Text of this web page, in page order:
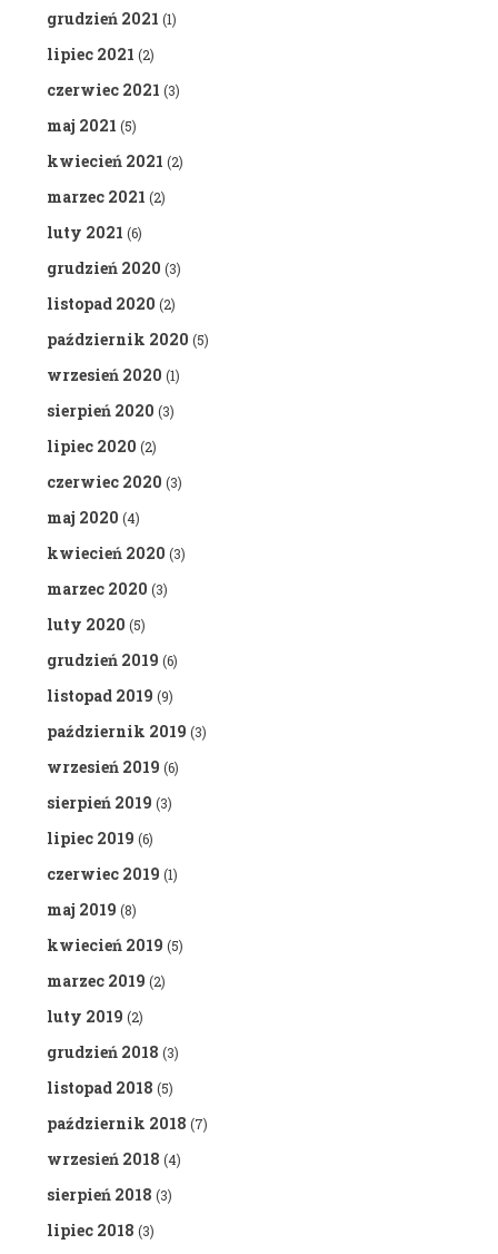
grudzień 2021 (1)
lipiec 2021 (2)
czerwiec 2021 (3)
maj 2021 (5)
kwiecień 2021 (2)
marzec 2021 (2)
luty 2021 (6)
grudzień 2020 (3)
listopad 2020 (2)
październik 2020 (5)
wrzesień 2020 (1)
sierpień 2020 (3)
lipiec 2020 (2)
czerwiec 2020 (3)
maj 2020 (4)
kwiecień 2020 (3)
marzec 2020 (3)
luty 2020 (5)
grudzień 2019 (6)
listopad 2019 (9)
październik 2019 (3)
wrzesień 2019 (6)
sierpień 2019 (3)
lipiec 2019 (6)
czerwiec 2019 (1)
maj 2019 (8)
kwiecień 2019 (5)
marzec 2019 (2)
luty 2019 (2)
grudzień 2018 (3)
listopad 2018 (5)
październik 2018 (7)
wrzesień 2018 (4)
sierpień 2018 (3)
lipiec 2018 (3)